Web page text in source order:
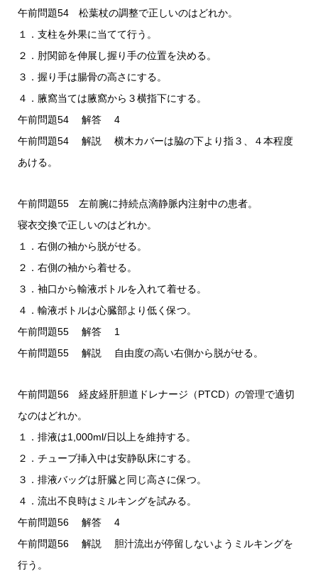
午前問題54 松葉杖の調整で正しいのはどれか。
１．支柱を外果に当てて行う。
２．肘関節を伸展し握り手の位置を決める。
３．握り手は腸骨の高さにする。
４．腋窩当ては腋窩から３横指下にする。
午前問題54 解答 4
午前問題54 解説 横木カバーは脇の下より指３、４本程度
あける。
午前問題55 左前腕に持続点滴静脈内注射中の患者。
寝衣交換で正しいのはどれか。
１．右側の袖から脱がせる。
２．右側の袖から着せる。
３．袖口から輸液ボトルを入れて着せる。
４．輸液ボトルは心臓部より低く保つ。
午前問題55 解答 1
午前問題55 解説 自由度の高い右側から脱がせる。
午前問題56 経皮経肝胆道ドレナージ（PTCD）の管理で適切
なのはどれか。
１．排液は1,000ml/日以上を維持する。
２．チューブ挿入中は安静臥床にする。
３．排液バッグは肝臓と同じ高さに保つ。
４．流出不良時はミルキングを試みる。
午前問題56 解答 4
午前問題56 解説 胆汁流出が停留しないようミルキングを
行う。